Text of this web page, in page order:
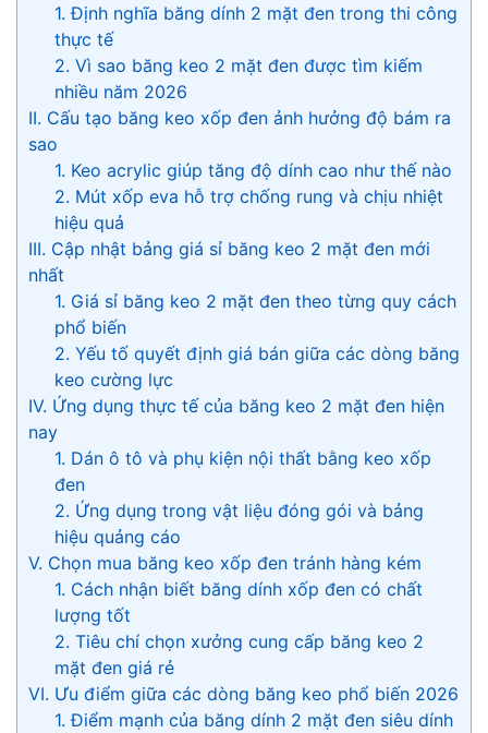
1. Định nghĩa băng dính 2 mặt đen trong thi công
thực tế
2. Vì sao băng keo 2 mặt đen được tìm kiếm
nhiều năm 2026
II. Cấu tạo băng keo xốp đen ảnh hưởng độ bám ra
sao
1. Keo acrylic giúp tăng độ dính cao như thế nào
2. Mút xốp eva hỗ trợ chống rung và chịu nhiệt
hiệu quả
III. Cập nhật bảng giá sỉ băng keo 2 mặt đen mới
nhất
1. Giá sỉ băng keo 2 mặt đen theo từng quy cách
phổ biến
2. Yếu tố quyết định giá bán giữa các dòng băng
keo cường lực
IV. Ứng dụng thực tế của băng keo 2 mặt đen hiện
nay
1. Dán ô tô và phụ kiện nội thất bằng keo xốp
đen
2. Ứng dụng trong vật liệu đóng gói và bảng
hiệu quảng cáo
V. Chọn mua băng keo xốp đen tránh hàng kém
1. Cách nhận biết băng dính xốp đen có chất
lượng tốt
2. Tiêu chí chọn xưởng cung cấp băng keo 2
mặt đen giá rẻ
VI. Ưu điểm giữa các dòng băng keo phổ biến 2026
1. Điểm mạnh của băng dính 2 mặt đen siêu dính